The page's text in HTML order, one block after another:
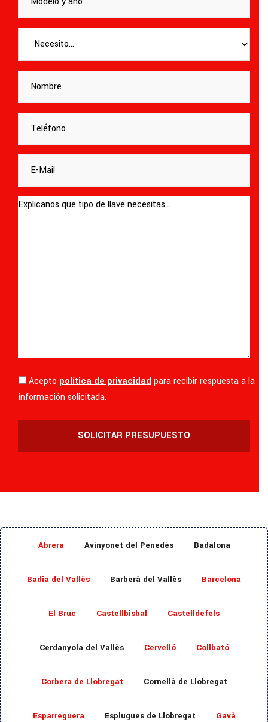
Acepto política de privacidad para recibir respuesta a la
información solicitada.
Abrera Avinyonet del Penedès Badalona
Badia del Vallès Barberà del Vallès Barcelona
El Bruc Castellbisbal Castelldefels
Cerdanyola del Vallès Cervelló Collbató
Corbera de Llobregat Cornellà de Llobregat
Esparreguera Esplugues de Llobregat Gavà